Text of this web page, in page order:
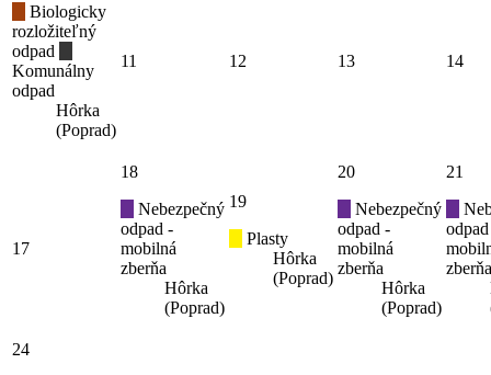
Biologicky
rozložiteľný
odpad
Komunálny
odpad
Hôrka
(Poprad)
11 12 13 14
17
18
Nebezpečný
odpad -
mobilná
zberňa
Hôrka
(Poprad)
19
Plasty
Hôrka
(Poprad)
20
Nebezpečný
odpad -
mobilná
zberňa
Hôrka
(Poprad)
21
zberňa
24